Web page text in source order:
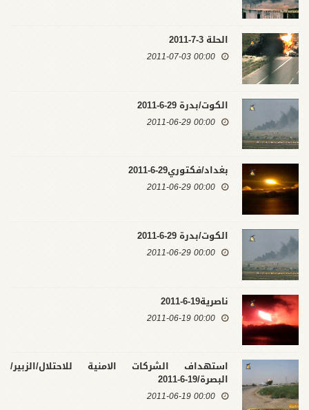
الحلة 3-7-2011
00:00 2011-07-03
الكوت/بدرة 29-6-2011
00:00 2011-06-29
بغداد/فكتوري29-6-2011
00:00 2011-06-29
الكوت/بدرة 29-6-2011
00:00 2011-06-29
ناصرية19-6-2011
00:00 2011-06-19
استهداف الشركات الامنية للاحتلال/الزبير/
البصرة/19-6-2011
00:00 2011-06-19